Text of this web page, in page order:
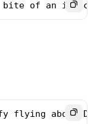
of an ice
flying above